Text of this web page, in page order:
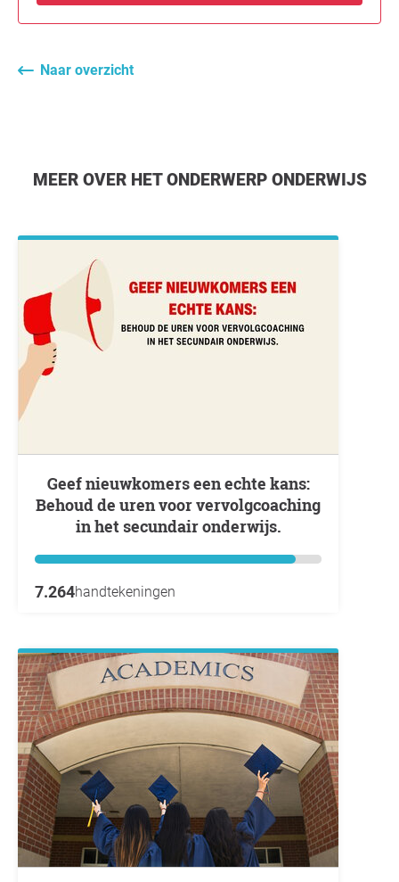
Naar overzicht
MEER OVER HET ONDERWERP ONDERWIJS
Geef nieuwkomers een echte kans:
Behoud de uren voor vervolgcoaching
in het secundair onderwijs.
7.264handtekeningen